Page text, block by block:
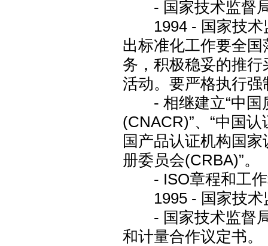
- 国家技术监督局
1994 - 国家技术
出标准化工作要全
务，积极稳妥的推
活动。要严格执行
- 相继建立“中国
(CNACR)”、“中国
国产品认证机构国
册委员会(CRBA)”。
- ISO章程和工作
1995 - 国家技术
- 国家技术监督局
和计量合作议定书。